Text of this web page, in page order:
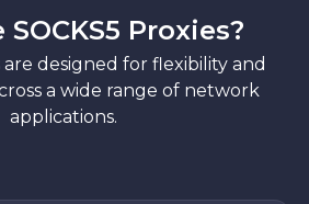
Proxies?
are designed for flexibility and
a wide range of network
applications.